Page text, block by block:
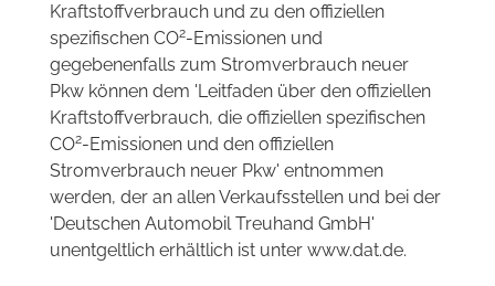
Kraftstoffverbrauch und zu den offiziellen
spezifischen CO2-Emissionen und
gegebenenfalls zum Stromverbrauch neuer
Pkw können dem 'Leitfaden über den offiziellen
Kraftstoffverbrauch, die offiziellen spezifischen
CO2-Emissionen und den offiziellen
Stromverbrauch neuer Pkw' entnommen
werden, der an allen Verkaufsstellen und bei der
'Deutschen Automobil Treuhand GmbH'
unentgeltlich erhältlich ist unter www.dat.de.